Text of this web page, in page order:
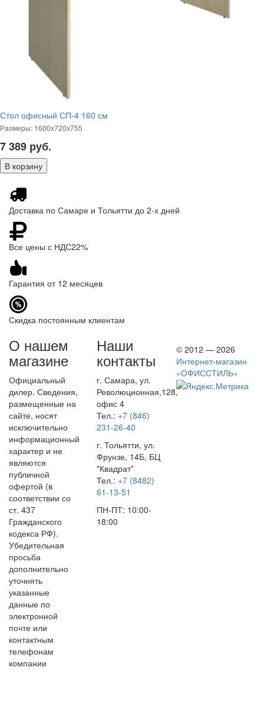
Стол офисный СП-4 160 см
Размеры: 1600х720х755
7 389 руб.
Доставка по Самаре и Тольятти до 2-х дней
Все цены с НДС22%
Гарантия от 12 месяцев
Скидка постоянным клиентам
О нашем
магазине
Официальный
дилер. Сведения,
размещенные на
сайте, носят
исключительно
информационный
характер и не
являются
публичной
офертой (в
соответствии со
ст. 437
Гражданского
кодекса РФ).
Убедительная
просьба
дополнительно
уточнять
указанные
данные по
электронной
почте или
контактным
телефонам
компании
Наши
контакты
г. Самара, ул.
Революционная,128,
офис 4
Тел.: +7 (846)
231-26-40
г. Тольятти, ул.
Фрунзе, 14Б, БЦ
"Квадрат"
Тел.: +7 (8482)
61-13-51
ПН-ПТ: 10:00-
18:00
© 2012 — 2026
Интернет-магазин
«ОФИССТИЛЬ»